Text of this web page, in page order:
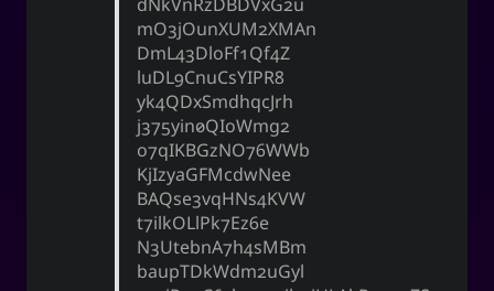
mO3jOunXUM2XMAn
DmL43DloFf1Qf4Z
luDL9CnuCsYIPR8
yk4QDxSmdhqcJrh
j375yin0QIoWmg2
o7qIKBGzNO76WWb
KjIzyaGFMcdwNee
BAQse3vqHNs4KVW
t7ilkOLlPk7Ez6e
N3UtebnA7h4sMBm
baupTDkWdm2uGyl